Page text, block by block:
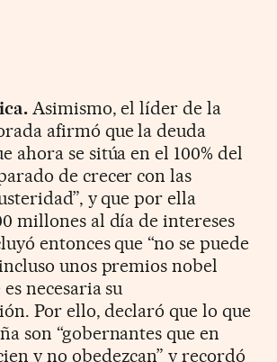
Asimismo, el líder de la
afirmó que la deuda
ahora se sitúa en el 100% del
de crecer con las
y que por ella
millones al día de intereses
entonces que “no se puede
unos premios nobel
necesaria su
Por ello, declaró que lo que
son “gobernantes que en
y no obedezcan” y recordó